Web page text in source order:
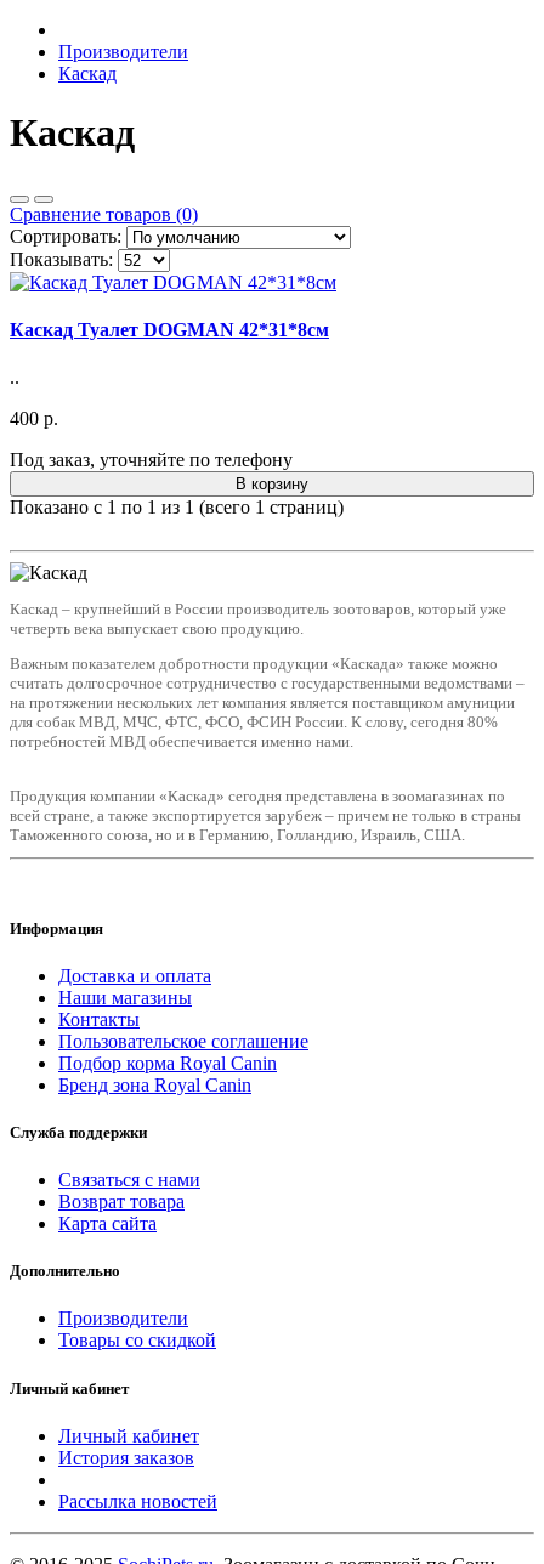
Производители
Каскад
Каскад
Сравнение товаров (0)
Сортировать:
Показывать:
Каскад Туалет DOGMAN 42*31*8см
..
400 р.
Под заказ, уточняйте по телефону
В корзину
Показано с 1 по 1 из 1 (всего 1 страниц)
Каскад – крупнейший в России производитель зоотоваров, который уже
четверть века выпускает свою продукцию.
Важным показателем добротности продукции «Каскада» также можно
считать долгосрочное сотрудничество с государственными ведомствами –
на протяжении нескольких лет компания является поставщиком амуниции
для собак МВД, МЧС, ФТС, ФСО, ФСИН России. К слову, сегодня 80%
потребностей МВД обеспечивается именно нами.
Продукция компании «Каскад» сегодня представлена в зоомагазинах по
всей стране, а также экспортируется зарубеж – причем не только в страны
Таможенного союза, но и в Германию, Голландию, Израиль, США.
Информация
Доставка и оплата
Наши магазины
Контакты
Пользовательское соглашение
Подбор корма Royal Canin
Бренд зона Royal Canin
Служба поддержки
Связаться с нами
Возврат товара
Карта сайта
Дополнительно
Производители
Товары со скидкой
Личный кабинет
Личный кабинет
История заказов
Рассылка новостей